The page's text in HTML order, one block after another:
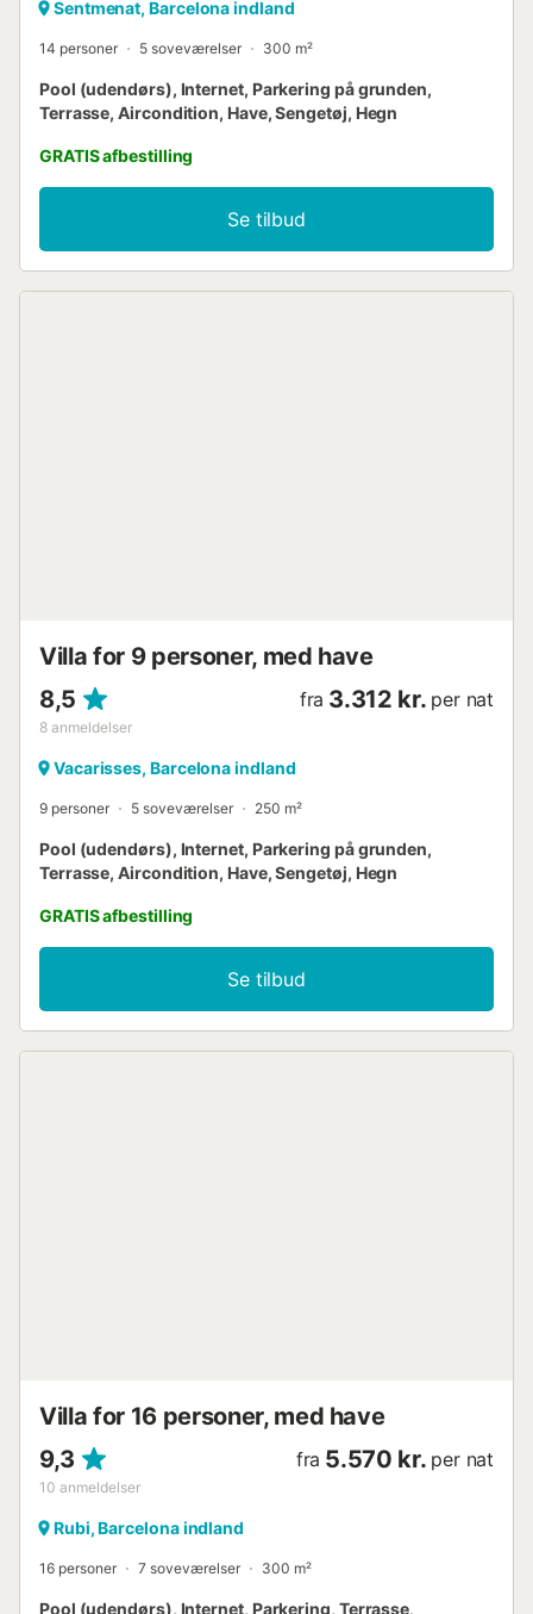
Sentmenat, Barcelona indland
14 personer 5 soveværelser 300 m²
Pool (udendørs), Internet, Parkering på grunden,
Terrasse, Aircondition, Have, Sengetøj, Hegn
GRATIS afbestilling
Se tilbud
Villa for 9 personer, med have
8,5
8 anmeldelser
fra 3.312 kr. per nat
Vacarisses, Barcelona indland
9 personer 5 soveværelser 250 m²
Pool (udendørs), Internet, Parkering på grunden,
Terrasse, Aircondition, Have, Sengetøj, Hegn
GRATIS afbestilling
Se tilbud
Villa for 16 personer, med have
9,3
10 anmeldelser
fra 5.570 kr. per nat
Rubi, Barcelona indland
16 personer 7 soveværelser 300 m²
Pool (udendørs), Internet, Parkering, Terrasse,